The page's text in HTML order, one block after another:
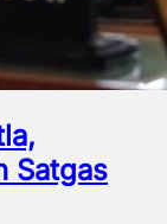
Satgas